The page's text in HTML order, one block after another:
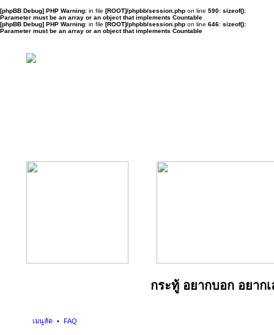
[phpBB Debug] PHP Warning: in file [ROOT]/phpbb/session.php on line 590: sizeof():
Parameter must be an array or an object that implements Countable
[phpBB Debug] PHP Warning: in file [ROOT]/phpbb/session.php on line 646: sizeof():
Parameter must be an array or an object that implements Countable
กระทู้ อยากบอก อยากเ
เมนูลัด FAQ